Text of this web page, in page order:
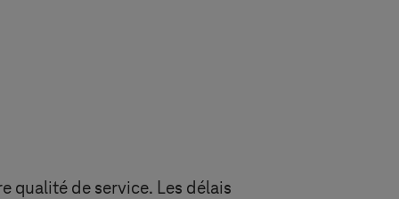
qualité de service. Les délais